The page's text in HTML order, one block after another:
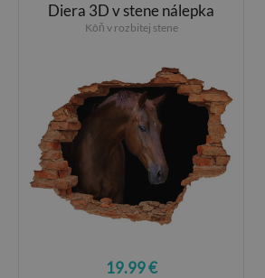
Diera 3D v stene nálepka
Kôň v rozbitej stene
19.99 €